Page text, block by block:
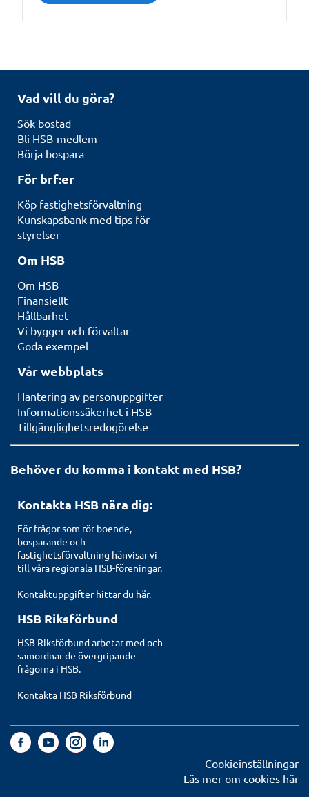
Vad vill du göra?
Sök bostad
Bli HSB-medlem
Börja bospara
För brf:er
Köp fastighetsförvaltning
Kunskapsbank med tips för
styrelser
Om HSB
Om HSB
Finansiellt
Hållbarhet
Vi bygger och förvaltar
Goda exempel
Vår webbplats
Hantering av personuppgifter
Informationssäkerhet i HSB
Tillgänglighetsredogörelse
Behöver du komma i kontakt med HSB?
Kontakta HSB nära dig:
För frågor som rör boende,
bosparande och
fastighetsförvaltning hänvisar vi
till våra regionala HSB-föreningar.
Kontaktuppgifter hittar du här.
HSB Riksförbund
HSB Riksförbund arbetar med och
samordnar de övergripande
frågorna i HSB.
Kontakta HSB Riksförbund
Cookieinställningar
Läs mer om cookies här